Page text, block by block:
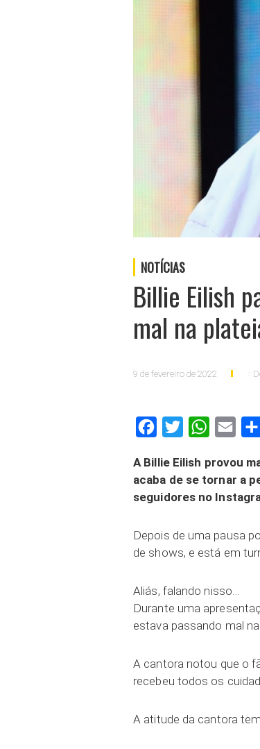
NOTÍCIAS
Billie Eilish
mal na
9 de fevereiro de 2022
FacebookTwitter WhatsAppEmail
A Billie Eilish provou
acaba de se tornar a
seguidores no
Depois de uma pausa
de shows, e está em
Aliás, falando nisso…
Durante uma
estava passando mal
A cantora notou que o
recebeu todos os
A atitude da cantora